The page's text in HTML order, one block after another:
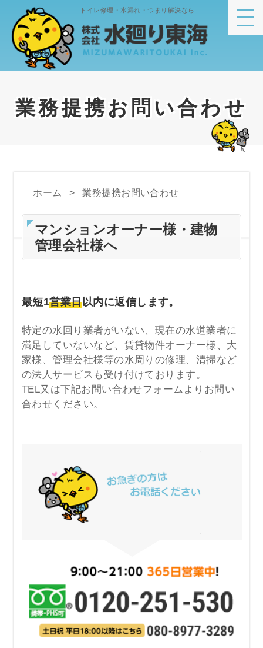
トイレ修理・水漏れ・つまり解決なら
業務提携お問い合わせ
ホーム 業務提携お問い合わせ
マンションオーナー様・建物
管理会社様へ
最短1営業日以内に返信します。
特定の水回り業者がいない、現在の水道業者に
満足していないなど、賃貸物件オーナー様、大
家様、管理会社様等の水周りの修理、清掃など
の法人サービスも受け付けております。
TEL又は下記お問い合わせフォームよりお問い
合わせください。